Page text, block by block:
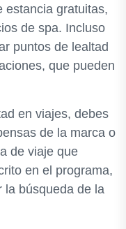
estancia gratuitas,
de spa. Incluso
puntos de lealtad
que pueden
en viajes, debes
de la marca o
de viaje que
en el programa,
la búsqueda de la